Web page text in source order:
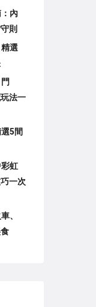
內
則
選
法一
5間
虹
一次
、